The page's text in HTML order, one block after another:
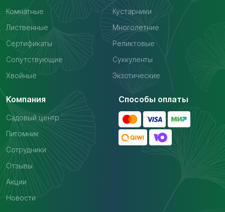
Комнатные
Кустарники
Лиственные
Многолетние
Сертификаты
Реликтовые
Сопутствующие
Суккуленты
Хвойные
Экзотические
Компания
Садовый центр
Питомник
Сотрудники
Отзывы
Акции
Новости
Способы оплаты